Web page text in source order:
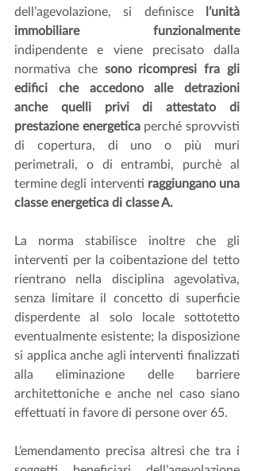
dell’agevolazione, si definisce l’unità
immobiliare funzionalmente
indipendente e viene precisato dalla
normativa che sono ricompresi fra gli
edifici che accedono alle detrazioni
anche quelli privi di attestato di
prestazione energetica perché sprovvisti
di copertura, di uno o più muri
perimetrali, o di entrambi, purchè al
termine degli interventi raggiungano una
classe energetica di classe A.
La norma stabilisce inoltre che gli
interventi per la coibentazione del tetto
rientrano nella disciplina agevolativa,
senza limitare il concetto di superficie
disperdente al solo locale sottotetto
eventualmente esistente; la disposizione
si applica anche agli interventi finalizzati
alla eliminazione delle barriere
architettoniche e anche nel caso siano
effettuati in favore di persone over 65.
L’emendamento precisa altresì che tra i